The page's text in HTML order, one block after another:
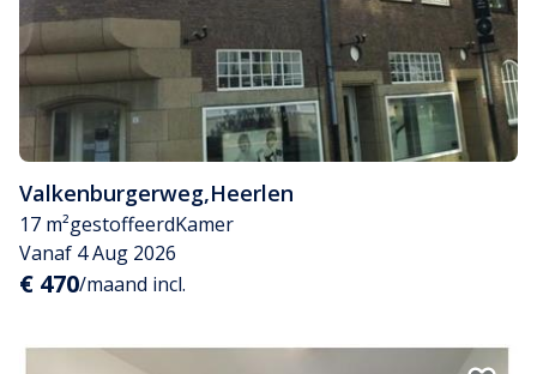
Valkenburgerweg,Heerlen
17 m²gestoffeerdKamer
Vanaf 4 Aug 2026
€ 470/maand incl.